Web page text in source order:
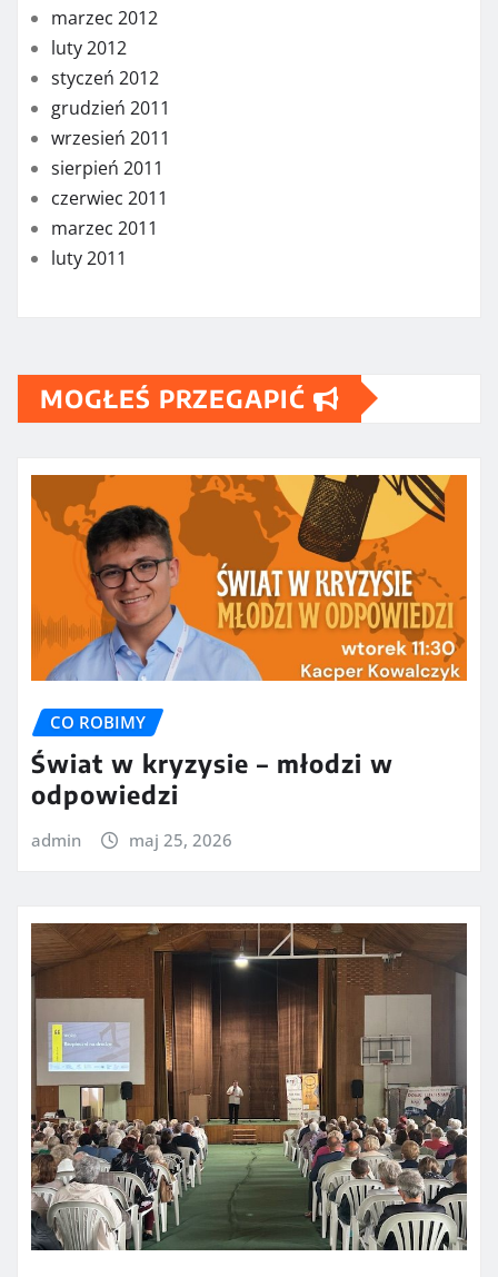
marzec 2012
luty 2012
styczeń 2012
grudzień 2011
wrzesień 2011
sierpień 2011
czerwiec 2011
marzec 2011
luty 2011
MOGŁEŚ PRZEGAPIĆ
CO ROBIMY
Świat w kryzysie – młodzi w
odpowiedzi
admin maj 25, 2026